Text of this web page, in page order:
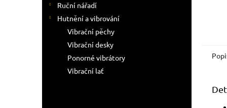
Ruční nářadí
Hutnění a vibrování
Vibrační pěchy
Vibrační desky
Ponorné vibrátory
Vibrační lať